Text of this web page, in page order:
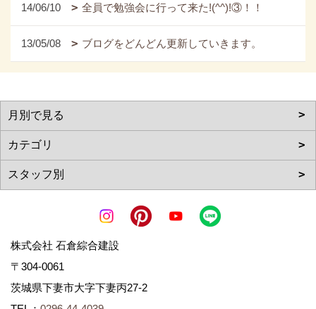
14/06/10 全員で勉強会に行って来た!(^^)!③！！
13/05/08 ブログをどんどん更新していきます。
株式会社 石倉綜合建設
〒304-0061
茨城県下妻市大字下妻丙27-2